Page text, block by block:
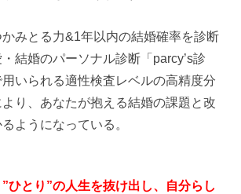
みとる力&1年以内の結婚確率を診断
結婚のパーソナル診断「parcy’s診
いられる適性検査レベルの高精度分
り、あなたが抱える結婚の課題と改
ようになっている。
”ひとり”の人生を抜け出し、自分らし